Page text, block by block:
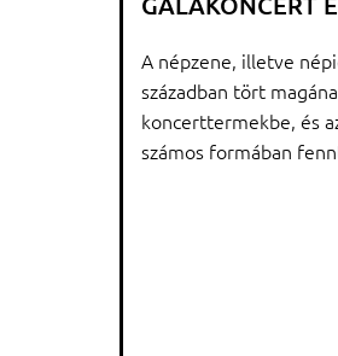
A népzene, illetve
században tört
koncerttermekbe, és
számos formában